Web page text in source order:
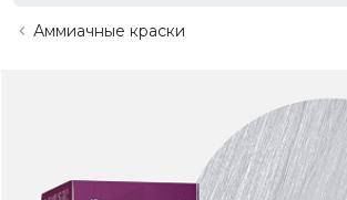
Аммиачные краски